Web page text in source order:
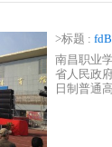
>标题 :
大会
南昌职业
省人民政
日制普通